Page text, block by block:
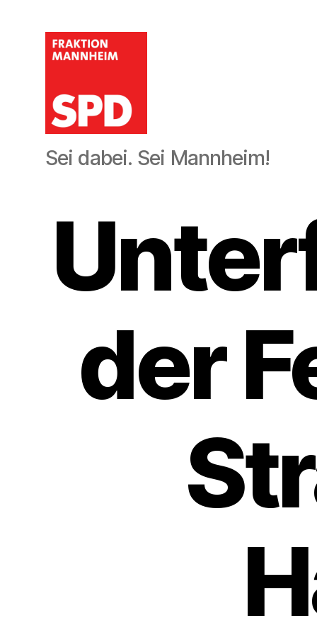
SPD-
Gemeinderatsfraktion
Sei dabei. Sei Mannheim!
der